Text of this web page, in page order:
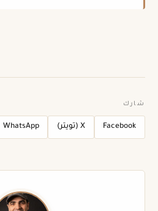
شارك
Facebook X (تويتر) WhatsApp